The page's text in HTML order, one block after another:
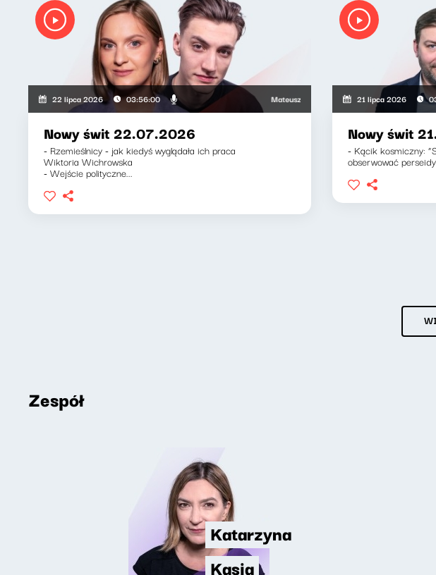
22 lipca 2026 03:56:00 Mateusz Andruszkiewicz, Zuzanna Iłenda
Nowy świt 22.07.2026
- Rzemieślnicy - jak kiedyś wyglądała ich praca
Wiktoria Wichrowska
- Wejście polityczne...
21 lipca 2026
Nowy świt
- Kącik kosmiczny:
obserwować
Zespół
Katarzyna
Kasia